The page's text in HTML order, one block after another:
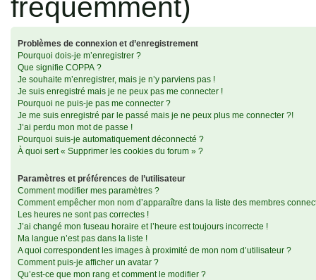
fréquemment)
Problèmes de connexion et d’enregistrement
Pourquoi dois-je m’enregistrer ?
Que signifie COPPA ?
Je souhaite m’enregistrer, mais je n’y parviens pas !
Je suis enregistré mais je ne peux pas me connecter !
Pourquoi ne puis-je pas me connecter ?
Je me suis enregistré par le passé mais je ne peux plus me connecter ?!
J’ai perdu mon mot de passe !
Pourquoi suis-je automatiquement déconnecté ?
À quoi sert « Supprimer les cookies du forum » ?
Paramètres et préférences de l’utilisateur
Comment modifier mes paramètres ?
Comment empêcher mon nom d’apparaître dans la liste des membres
Les heures ne sont pas correctes !
J’ai changé mon fuseau horaire et l’heure est toujours incorrecte !
Ma langue n’est pas dans la liste !
A quoi correspondent les images à proximité de mon nom d’utilisateur ?
Comment puis-je afficher un avatar ?
Qu’est-ce que mon rang et comment le modifier ?